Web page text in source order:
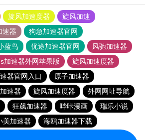
旋风加速度器
旋风加速
速器
狗急加速器官网
蓝鸟 优途加速器官网
风驰加速器
加速器外网苹果版
旋风加速度器
器官网入口
原子加速器
速器 旋风加速度器
外网网址导航
狂飙加速器 哔咔漫画
瑞乐小说
美加速器
海鸥加速器下载